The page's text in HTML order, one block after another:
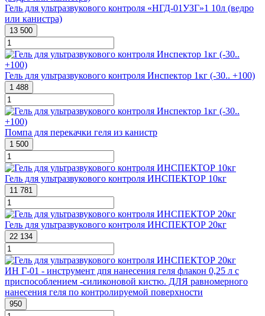
Гель для ультразвукового контроля «НГД-01УЗГ»1 10л (ведро
или канистра)
13 500
Гель для ультразвукового контроля Инспектор 1кг (-30.. +100)
1 488
Помпа для перекачки геля из канистр
1 500
Гель для ультразвукового контроля ИНСПЕКТОР 10кг
11 781
Гель для ультразвукового контроля ИНСПЕКТОР 20кг
22 134
ИН Г-01 - инструмент дпя нанесения геля флакон 0,25 л с
приспособлением -силиконовой кистю. ДЛЯ равномерного
нанесения геля по контролируемой поверхности
950